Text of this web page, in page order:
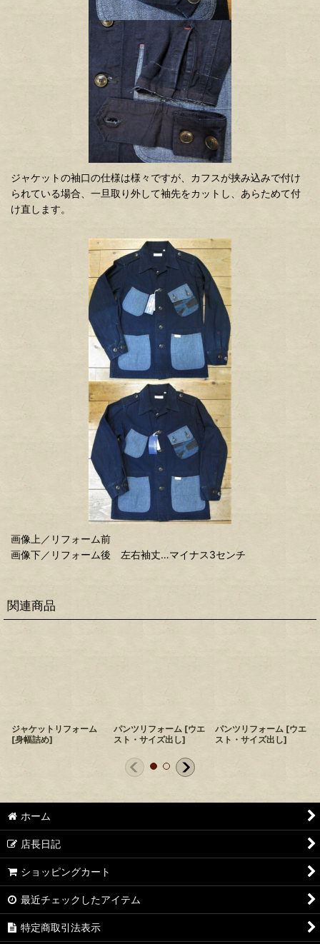
ジャケットの袖口の仕様は様々ですが、カフスが挟み込みで付け
られている場合、一旦取り外して袖先をカットし、あらためて付
け直します。
画像上／リフォーム前
画像下／リフォーム後 左右袖丈…マイナス3センチ
関連商品
ジャケットリフォーム
[身幅詰め]
パンツリフォーム [ウエ
スト・サイズ出し]
パンツリフォーム [ウエ
スト・サイズ出し]
ホーム
店長日記
ショッピングカート
最近チェックしたアイテム
特定商取引法表示